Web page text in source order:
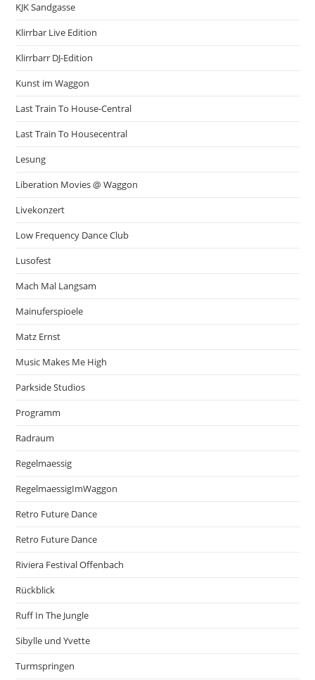
KJK Sandgasse
Klirrbar Live Edition
Klirrbarr DJ-Edition
Kunst im Waggon
Last Train To House-Central
Last Train To Housecentral
Lesung
Liberation Movies @ Waggon
Livekonzert
Low Frequency Dance Club
Lusofest
Mach Mal Langsam
Mainuferspioele
Matz Ernst
Music Makes Me High
Parkside Studios
Programm
Radraum
Regelmaessig
RegelmaessigImWaggon
Retro Future Dance
Retro Future Dance
Riviera Festival Offenbach
Rückblick
Ruff In The Jungle
Sibylle und Yvette
Turmspringen